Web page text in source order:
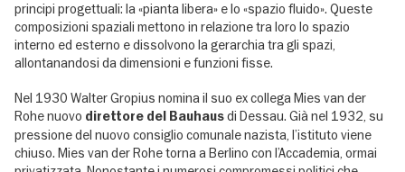
principi progettuali: la «pianta libera» e lo «spazio fluido». Queste
composizioni spaziali mettono in relazione tra loro lo spazio
interno ed esterno e dissolvono la gerarchia tra gli spazi,
allontanandosi da dimensioni e funzioni fisse.
Nel 1930 Walter Gropius nomina il suo ex collega Mies van der
Rohe nuovo direttore del Bauhausdi Dessau. Già nel 1932, su
pressione del nuovo consiglio comunale nazista, l’istituto viene
chiuso. Mies van der Rohe torna a Berlino con l’Accademia, ormai